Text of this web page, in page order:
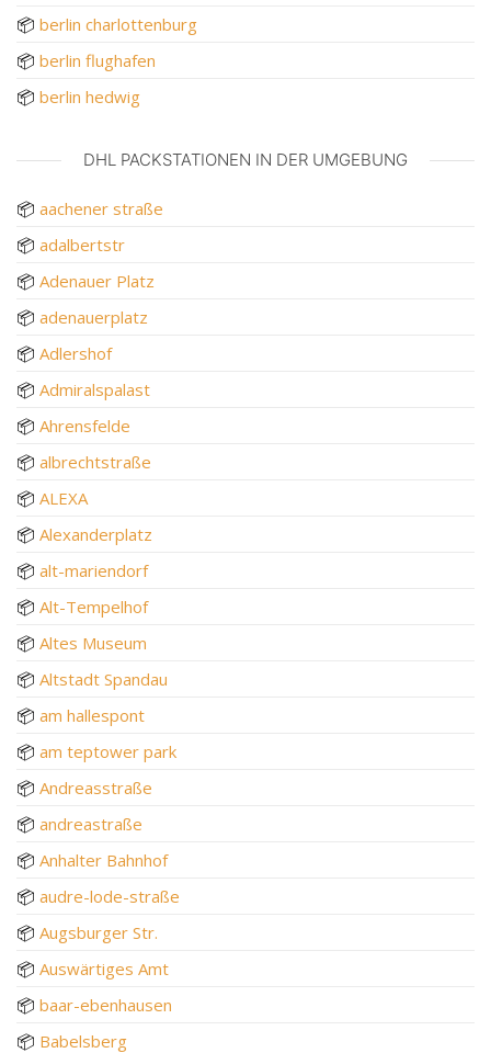
📦 berlin charlottenburg
📦 berlin flughafen
📦 berlin hedwig
DHL PACKSTATIONEN IN DER UMGEBUNG
📦 aachener straße
📦 adalbertstr
📦 Adenauer Platz
📦 adenauerplatz
📦 Adlershof
📦 Admiralspalast
📦 Ahrensfelde
📦 albrechtstraße
📦 ALEXA
📦 Alexanderplatz
📦 alt-mariendorf
📦 Alt-Tempelhof
📦 Altes Museum
📦 Altstadt Spandau
📦 am hallespont
📦 am teptower park
📦 Andreasstraße
📦 andreastraße
📦 Anhalter Bahnhof
📦 audre-lode-straße
📦 Augsburger Str.
📦 Auswärtiges Amt
📦 baar-ebenhausen
📦 Babelsberg